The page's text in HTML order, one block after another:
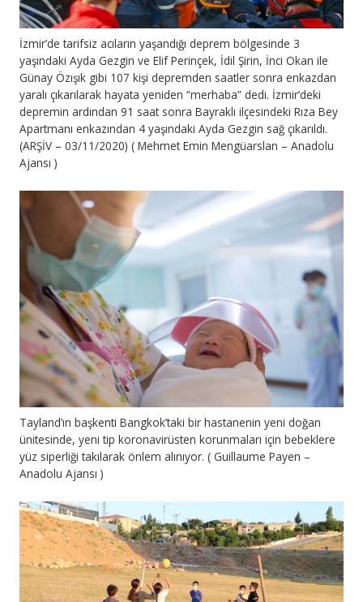
İzmir’de tarifsiz acıların yaşandığı deprem bölgesinde 3
yaşındaki Ayda Gezgin ve Elif Perinçek, İdil Şirin, İnci Okan ile
Günay Özışık gibi 107 kişi depremden saatler sonra enkazdan
yaralı çıkarılarak hayata yeniden “merhaba” dedi. İzmir’deki
depremin ardından 91 saat sonra Bayraklı ilçesindeki Rıza Bey
Apartmanı enkazından 4 yaşındaki Ayda Gezgin sağ çıkarıldı.
(ARŞİV – 03/11/2020) ( Mehmet Emin Mengüarslan – Anadolu
Ajansı )
Tayland’ın başkenti Bangkok’taki bir hastanenin yeni doğan
ünitesinde, yeni tip koronavirüsten korunmaları için bebeklere
yüz siperliği takılarak önlem alınıyor. ( Guillaume Payen –
Anadolu Ajansı )